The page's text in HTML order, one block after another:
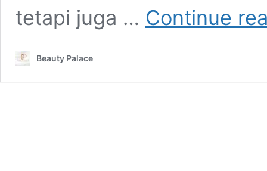
tetapi juga … Continue
Beauty Palace